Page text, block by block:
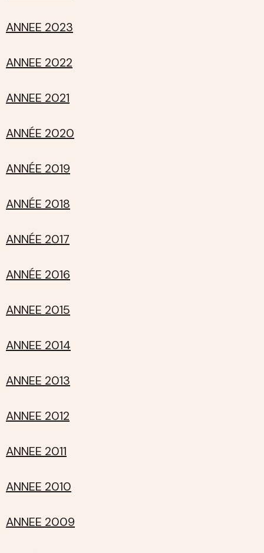
ANNEE 2023
ANNEE 2022
ANNEE 2021
ANNÉE 2020
ANNÉE 2019
ANNÉE 2018
ANNÉE 2017
ANNÉE 2016
ANNEE 2015
ANNEE 2014
ANNEE 2013
ANNEE 2012
ANNEE 2011
ANNEE 2010
ANNEE 2009